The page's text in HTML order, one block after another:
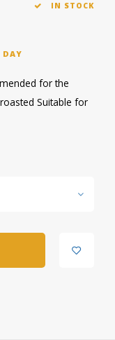
IN STOCK
DAY
for the
Suitable for